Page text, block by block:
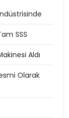
SSS
Aldı
Olarak